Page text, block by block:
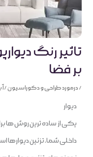
تاثیر رنگ
بر فضا
/درمورد طراحی و دکوراسیون/
دیوار
یکی از ساده ترین روش ها
داخلی شما، تزئین دیوارها